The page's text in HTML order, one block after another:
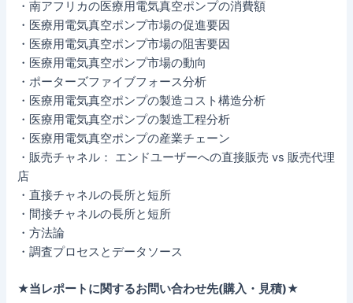
・南アフリカの医療用電気真空ポンプの消費額
・医療用電気真空ポンプ市場の促進要因
・医療用電気真空ポンプ市場の阻害要因
・医療用電気真空ポンプ市場の動向
・ポーターズファイブフォース分析
・医療用電気真空ポンプの製造コスト構造分析
・医療用電気真空ポンプの製造工程分析
・医療用電気真空ポンプの産業チェーン
・販売チャネル： エンドユーザーへの直接販売 vs 販売代理
店
・直接チャネルの長所と短所
・間接チャネルの長所と短所
・方法論
・調査プロセスとデータソース
★当レポートに関するお問い合わせ先(購入・見積)★